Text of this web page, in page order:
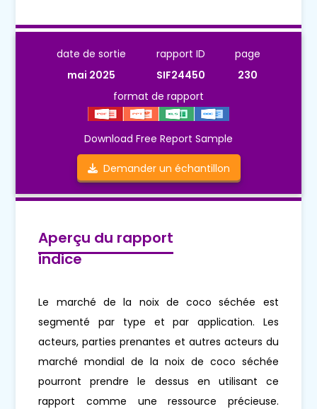
date de sortie
mai 2025
rapport ID
SIF24450
page
230
format de rapport
Download Free Report Sample
Demander un échantillon
Aperçu du rapport
indice
Le marché de la noix de coco séchée est
segmenté par type et par application. Les
acteurs, parties prenantes et autres acteurs du
marché mondial de la noix de coco séchée
pourront prendre le dessus en utilisant ce
rapport comme une ressource précieuse.